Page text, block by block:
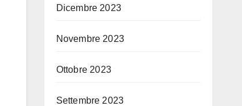
Dicembre 2023
Novembre 2023
Ottobre 2023
Settembre 2023